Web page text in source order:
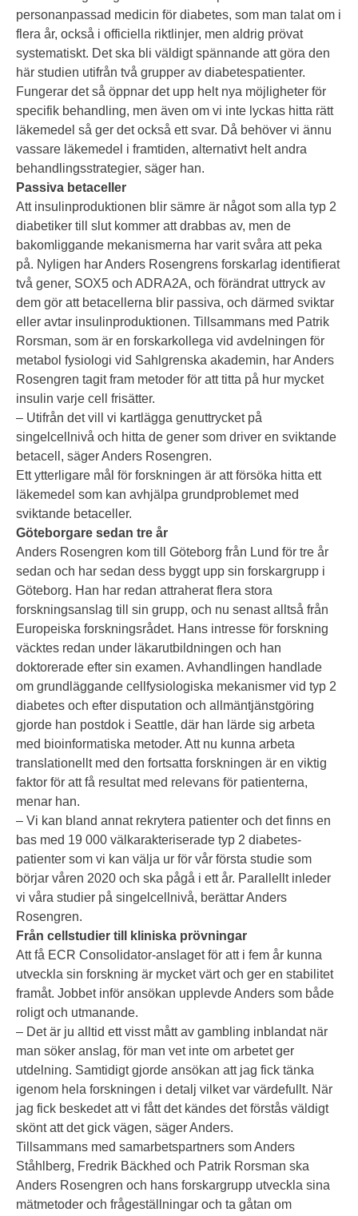
personanpassad medicin för diabetes, som man talat om i
flera år, också i officiella riktlinjer, men aldrig prövat
systematiskt. Det ska bli väldigt spännande att göra den
här studien utifrån två grupper av diabetespatienter.
Fungerar det så öppnar det upp helt nya möjligheter för
specifik behandling, men även om vi inte lyckas hitta rätt
läkemedel så ger det också ett svar. Då behöver vi ännu
vassare läkemedel i framtiden, alternativt helt andra
behandlingsstrategier, säger han.
Passiva betaceller
Att insulinproduktionen blir sämre är något som alla typ 2
diabetiker till slut kommer att drabbas av, men de
bakomliggande mekanismerna har varit svåra att peka
på. Nyligen har Anders Rosengrens forskarlag identifierat
två gener, SOX5 och ADRA2A, och förändrat uttryck av
dem gör att betacellerna blir passiva, och därmed sviktar
eller avtar insulinproduktionen. Tillsammans med Patrik
Rorsman, som är en forskarkollega vid avdelningen för
metabol fysiologi vid Sahlgrenska akademin, har Anders
Rosengren tagit fram metoder för att titta på hur mycket
insulin varje cell frisätter.
– Utifrån det vill vi kartlägga genuttrycket på
singelcellnivå och hitta de gener som driver en sviktande
betacell, säger Anders Rosengren.
Ett ytterligare mål för forskningen är att försöka hitta ett
läkemedel som kan avhjälpa grundproblemet med
sviktande betaceller.
Göteborgare sedan tre år
Anders Rosengren kom till Göteborg från Lund för tre år
sedan och har sedan dess byggt upp sin forskargrupp i
Göteborg. Han har redan attraherat flera stora
forskningsanslag till sin grupp, och nu senast alltså från
Europeiska forskningsrådet. Hans intresse för forskning
väcktes redan under läkarutbildningen och han
doktorerade efter sin examen. Avhandlingen handlade
om grundläggande cellfysiologiska mekanismer vid typ 2
diabetes och efter disputation och allmäntjänstgöring
gjorde han postdok i Seattle, där han lärde sig arbeta
med bioinformatiska metoder. Att nu kunna arbeta
translationellt med den fortsatta forskningen är en viktig
faktor för att få resultat med relevans för patienterna,
menar han.
– Vi kan bland annat rekrytera patienter och det finns en
bas med 19 000 välkarakteriserade typ 2 diabetes-
patienter som vi kan välja ur för vår första studie som
börjar våren 2020 och ska pågå i ett år. Parallellt inleder
vi våra studier på singelcellnivå, berättar Anders
Rosengren.
Från cellstudier till kliniska prövningar
Att få ECR Consolidator-anslaget för att i fem år kunna
utveckla sin forskning är mycket värt och ger en stabilitet
framåt. Jobbet inför ansökan upplevde Anders som både
roligt och utmanande.
– Det är ju alltid ett visst mått av gambling inblandat när
man söker anslag, för man vet inte om arbetet ger
utdelning. Samtidigt gjorde ansökan att jag fick tänka
igenom hela forskningen i detalj vilket var värdefullt. När
jag fick beskedet att vi fått det kändes det förstås väldigt
skönt att det gick vägen, säger Anders.
Tillsammans med samarbetspartners som Anders
Ståhlberg, Fredrik Bäckhed och Patrik Rorsman ska
Anders Rosengren och hans forskargrupp utveckla sina
mätmetoder och frågeställningar och ta gåtan om